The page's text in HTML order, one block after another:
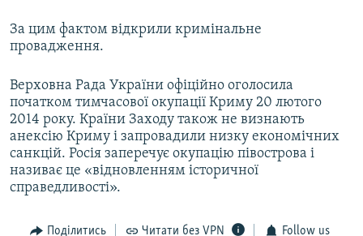
За цим фактом відкрили кримінальне
провадження.
Верховна Рада України офіційно оголосила
початком тимчасової окупації Криму 20 лютого
2014 року. Країни Заходу також не визнають
анексію Криму і запровадили низку економічних
санкцій. Росія заперечує окупацію півострова і
називає це «відновленням історичної
справедливості».
Поділитись Читати без VPN Follow us